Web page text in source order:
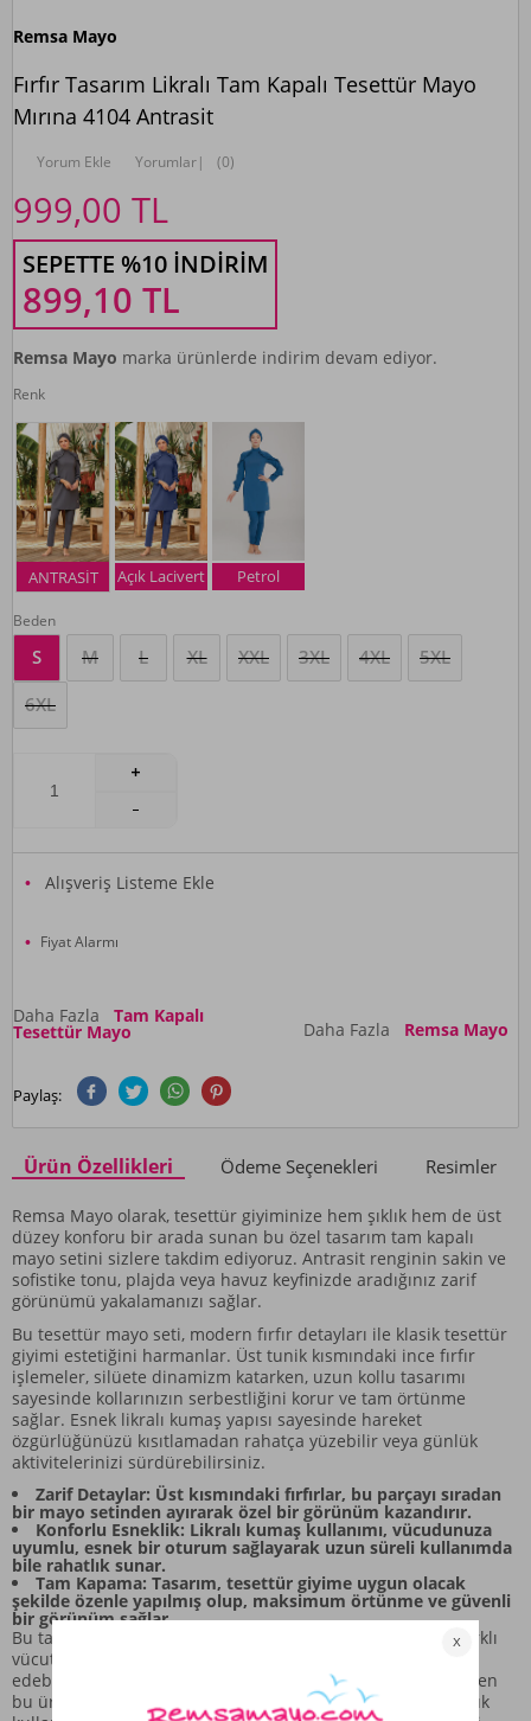
Remsa Mayo
Fırfır Tasarım Likralı Tam Kapalı Tesettür Mayo
Mırına 4104 Antrasit
Yorum Ekle Yorumlar| (0)
999,00 TL
SEPETTE %10 İNDIRIM
899,10 TL
Remsa Mayo marka ürünlerde indirim devam ediyor.
Renk
ANTRASİT Açık Lacivert Petrol
Beden
S M L XL XXL 3XL 4XL
5XL
6XL
Alışveriş Listeme Ekle
Fiyat Alarmı
Daha Fazla Tam Kapalı
Tesettür Mayo Daha Fazla Remsa Mayo
Paylaş:
Ürün Özellikleri Ödeme Seçenekleri Resimler
Remsa Mayo olarak, tesettür giyiminize hem şıklık hem de üst
düzey konforu bir arada sunan bu özel tasarım tam kapalı
mayo setini sizlere takdim ediyoruz. Antrasit renginin sakin ve
sofistike tonu, plajda veya havuz keyfinizde aradığınız zarif
görünümü yakalamanızı sağlar.
Bu tesettür mayo seti, modern fırfır detayları ile klasik tesettür
giyimi estetiğini harmanlar. Üst tunik kısmındaki ince fırfır
işlemeler, silüete dinamizm katarken, uzun kollu tasarımı
sayesinde kollarınızın serbestliğini korur ve tam örtünme
sağlar. Esnek likralı kumaş yapısı sayesinde hareket
özgürlüğünüzü kısıtlamadan rahatça yüzebilir veya günlük
aktivitelerinizi sürdürebilirsiniz.
Zarif Detaylar: Üst kısmındaki fırfırlar, bu parçayı sıradan
bir mayo setinden ayırarak özel bir görünüm kazandırır.
Konforlu Esneklik: Likralı kumaş kullanımı, vücudunuza
uyumlu, esnek bir oturum sağlayarak uzun süreli kullanımda
bile rahatlık sunar.
Tam Kapama: Tasarım, tesettür giyime uygun olacak
şekilde özenle yapılmış olup, maksimum örtünme ve güvenli
bir görünüm sağlar.
Bu takım, geniş beden aralığına sahip olması sayesinde farklı
vücut tiplerine uyum sağlayarak herkesin rahatlıkla tercih
edebileceği bir konfor sunar. Remsa Mayo kalitesiyle üretilen
bu ürün, hem estetik beklentilerinizi karşılar hem de günlük